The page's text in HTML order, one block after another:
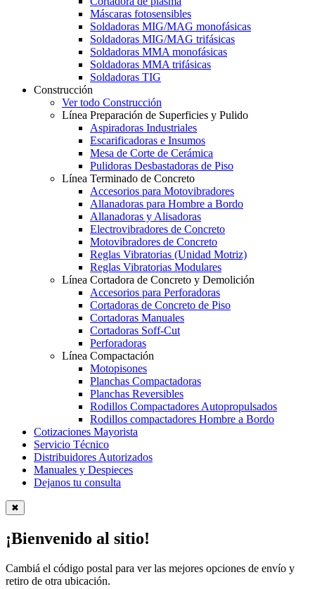
Máscaras fotosensibles
Soldadoras MIG/MAG monofásicas
Soldadoras MIG/MAG trifásicas
Soldadoras MMA monofásicas
Soldadoras MMA trifásicas
Soldadoras TIG
Construcción
Ver todo Construcción
Línea Preparación de Superficies y Pulido
Aspiradoras Industriales
Escarificadoras e Insumos
Mesa de Corte de Cerámica
Pulidoras Desbastadoras de Piso
Línea Terminado de Concreto
Accesorios para Motovibradores
Allanadoras para Hombre a Bordo
Allanadoras y Alisadoras
Electrovibradores de Concreto
Motovibradores de Concreto
Reglas Vibratorias (Unidad Motriz)
Reglas Vibratorias Modulares
Línea Cortadora de Concreto y Demolición
Accesorios para Perforadoras
Cortadoras de Concreto de Piso
Cortadoras Manuales
Cortadoras Soff-Cut
Perforadoras
Línea Compactación
Motopisones
Planchas Compactadoras
Planchas Reversibles
Rodillos Compactadores Autopropulsados
Rodillos compactadores Hombre a Bordo
Cotizaciones Mayorista
Servicio Técnico
Distribuidores Autorizados
Manuales y Despieces
Dejanos tu consulta
✖
¡Bienvenido al sitio!
Cambiá el código postal para ver las mejores opciones de envío y
retiro de otra ubicación.